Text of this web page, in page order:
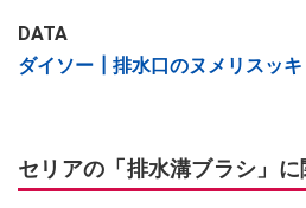
DATA
ダイソー┃排水口のヌメリスッキ
セリアの「排水溝ブラシ」に